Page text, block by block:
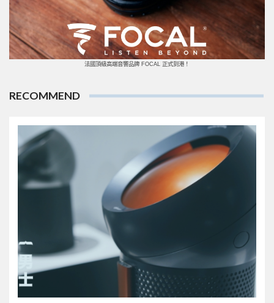
法國頂級高端音響品牌 FOCAL 正式到港！
RECOMMEND